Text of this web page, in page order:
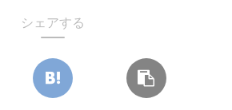
シェアする